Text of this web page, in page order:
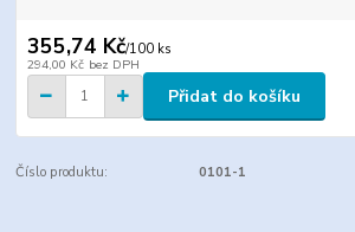
355,74 Kč/100 ks
294,00 Kč bez DPH
Přidat do košíku
Číslo produktu: 0101-1